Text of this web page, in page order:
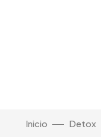
Inicio Detox